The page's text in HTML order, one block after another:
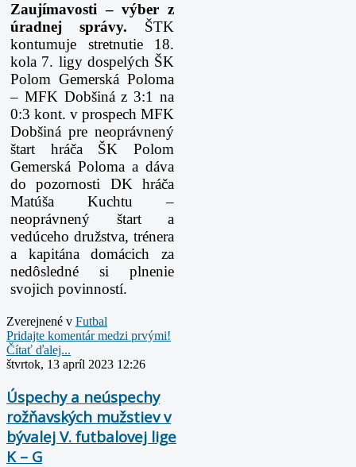
Zaujímavosti – výber z
úradnej správy. ŠTK
kontumuje stretnutie 18.
kola 7. ligy dospelých ŠK
Polom Gemerská Poloma
– MFK Dobšiná z 3:1 na
0:3 kont. v prospech MFK
Dobšiná pre neoprávnený
štart hráča ŠK Polom
Gemerská Poloma a dáva
do pozornosti DK hráča
Matúša Kuchtu –
neoprávnený štart a
vedúceho družstva, trénera
a kapitána domácich za
nedôsledné si plnenie
svojich povinností.
Zverejnené v Futbal
Pridajte komentár medzi prvými!
Čítať ďalej...
štvrtok, 13 apríl 2023 12:26
Úspechy a neúspechy
rožňavských mužstiev v
bývalej V. futbalovej lige
K – G